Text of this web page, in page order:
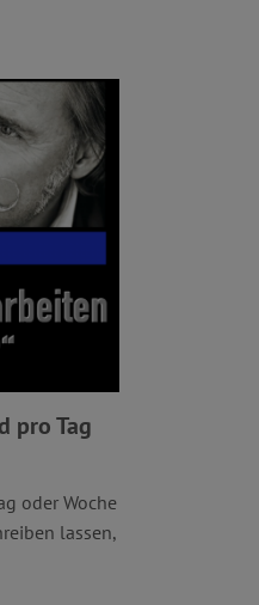
pro Tag
oder Woche
lassen,